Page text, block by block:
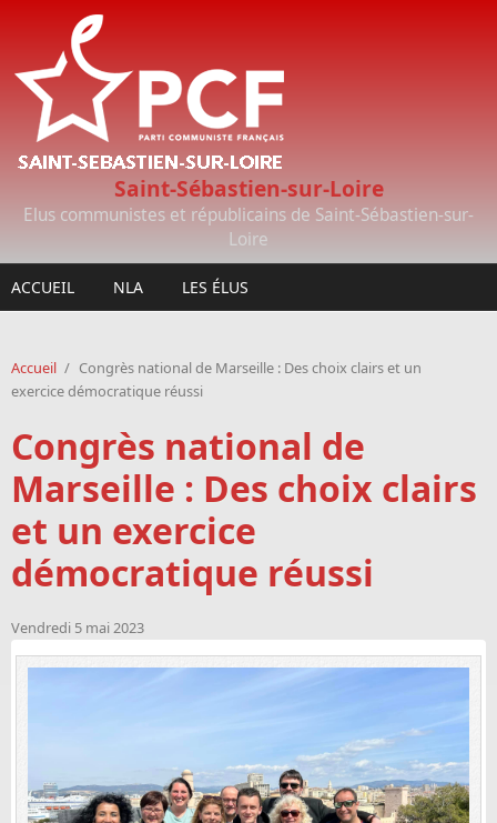
Aller au contenu principal
Saint-Sébastien-sur-Loire
Elus communistes et républicains de Saint-Sébastien-sur-
Loire
ACCUEIL NLA LES ÉLUS
Accueil / Congrès national de Marseille : Des choix clairs et un
exercice démocratique réussi
Congrès national de
Marseille : Des choix clairs
et un exercice
démocratique réussi
Vendredi 5 mai 2023